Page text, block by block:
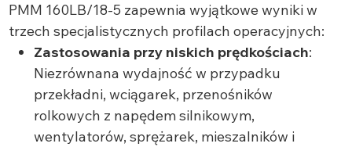
PMM 160LB/18-5 zapewnia wyjątkowe wyniki w
trzech specjalistycznych profilach operacyjnych:
Zastosowania przy niskich prędkościach:
Niezrównana wydajność w przypadku
przekładni, wciągarek, przenośników
rolkowych z napędem silnikowym,
wentylatorów, sprężarek, mieszalników i